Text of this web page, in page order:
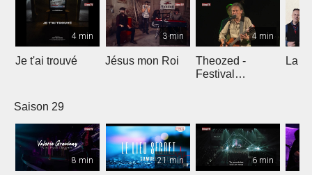
4 min
Je t'ai trouvé
3 min
Jésus mon Roi
4 min
Theozed -
Festival
La
Saison 29
8 min 21 min 6 min